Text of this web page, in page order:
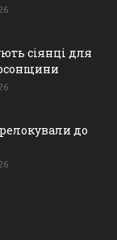
сіянці для
до